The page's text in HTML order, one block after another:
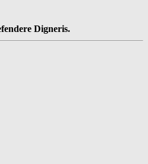
Digneris.